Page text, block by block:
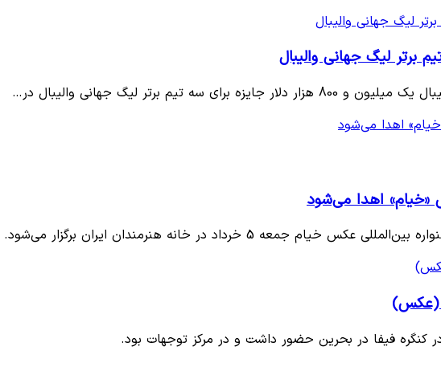
«خیام» اهدا می‌شود
5 خرداد در خانه هنرمندان ایران برگزار می‌شود.
(عکس)
در کنگره فیفا در بحرین حضور داشت و در مرکز توجهات بود.